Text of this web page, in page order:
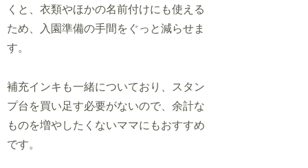
くと、衣類やほかの名前付けにも使える
ため、入園準備の手間をぐっと減らせま
す。
補充インキも一緒についており、スタン
プ台を買い足す必要がないので、余計な
ものを増やしたくないママにもおすすめ
です。